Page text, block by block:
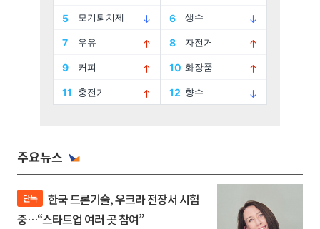
주요뉴스
단독
중…“스타트업 여러 곳 참여”